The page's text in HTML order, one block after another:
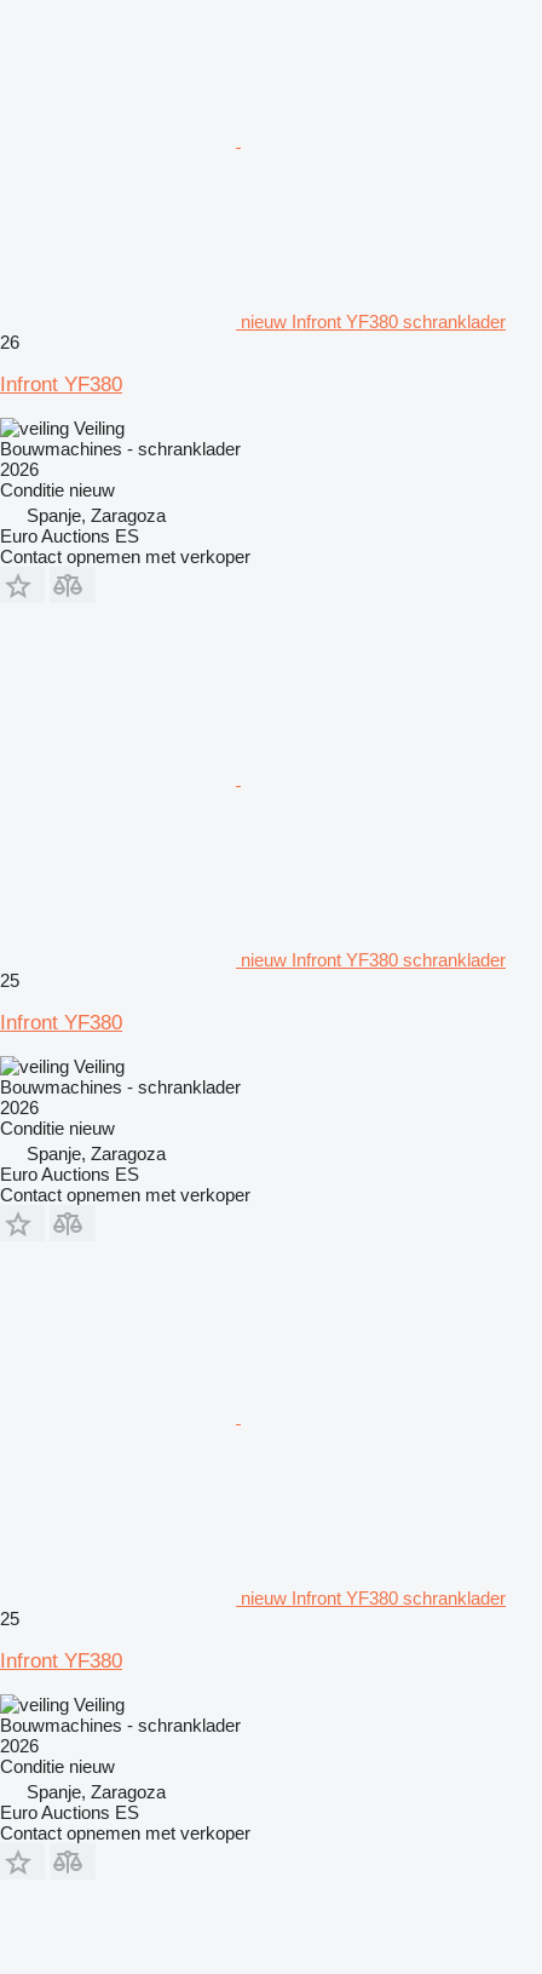
nieuw Infront YF380 schranklader
26
Infront YF380
Veiling
Bouwmachines - schranklader
2026
Conditie nieuw
Spanje, Zaragoza
Euro Auctions ES
Contact opnemen met verkoper
nieuw Infront YF380 schranklader
25
Infront YF380
Veiling
Bouwmachines - schranklader
2026
Conditie nieuw
Spanje, Zaragoza
Euro Auctions ES
Contact opnemen met verkoper
nieuw Infront YF380 schranklader
25
Infront YF380
Veiling
Bouwmachines - schranklader
2026
Conditie nieuw
Spanje, Zaragoza
Euro Auctions ES
Contact opnemen met verkoper